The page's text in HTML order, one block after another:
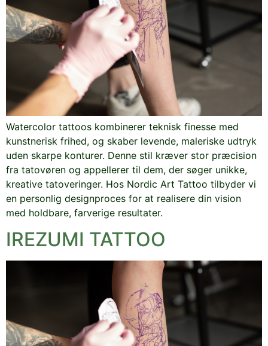
Watercolor tattoos kombinerer teknisk finesse med
kunstnerisk frihed, og skaber levende, maleriske udtryk
uden skarpe konturer. Denne stil kræver stor præcision
fra tatovøren og appellerer til dem, der søger unikke,
kreative tatoveringer. Hos Nordic Art Tattoo tilbyder vi
en personlig designproces for at realisere din vision
med holdbare, farverige resultater.
IREZUMI TATTOO